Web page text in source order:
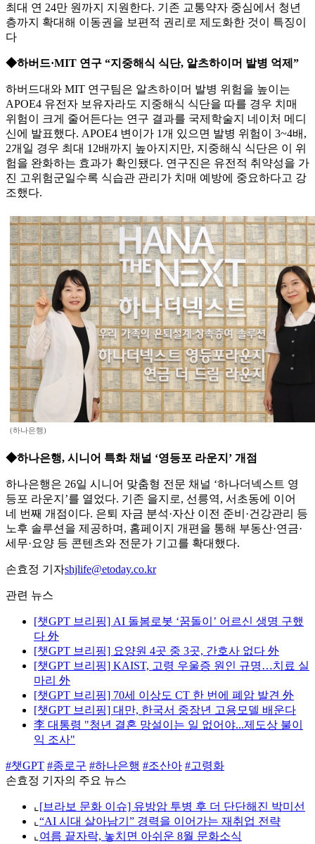
최대 연 24만 원까지 지원한다. 기존 교통약자 중심에서 청년
층까지 확대해 이동권을 보편적 권리로 제도화한 것이 특징이
다
◆하버드·MIT 연구 “지중해식 식단, 알츠하이머 발병 억제”
하버드대와 MIT 연구팀은 알츠하이머 발병 위험을 높이는
APOE4 유전자 보유자라도 지중해식 식단을 따를 경우 치매
위험이 크게 줄어든다는 연구 결과를 국제학술지 네이처 메디
신에 발표했다. APOE4 변이가 1개 있으면 발병 위험이 3~4배,
2개일 경우 최대 12배까지 높아지지만, 지중해식 식단은 이 위
험을 완화하는 효과가 확인됐다. 연구진은 유전적 취약성을 가
진 고위험군일수록 식습관 관리가 치매 예방에 중요하다고 강
조했다.
(하나은행)
◆하나은행, 시니어 특화 채널 ‘영등포 라운지’ 개점
하나은행은 26일 시니어 맞춤형 전문 채널 ‘하나더넥스트 영
등포 라운지’를 열었다. 기존 을지로, 선릉역, 서초동에 이어
네 번째 개점이다. 은퇴 자금 분석·자산 이전 준비·건강관리 등
노후 솔루션을 제공하며, 홈페이지 개편을 통해 부동산·연금·
세무·요양 등 콘텐츠와 전문가 기고를 확대했다.
손효정 기자shjlife@etoday.co.kr
관련 뉴스
[챗GPT 브리핑] AI 돌봄로봇 ‘꿈돌이’ 어르신 생명 구했
다 外
[챗GPT 브리핑] 요양원 4곳 중 3곳, 간호사 없다 外
[챗GPT 브리핑] KAIST, 고령 우울증 원인 규명…치료 실
마리 外
[챗GPT 브리핑] 70세 이상도 CT 한 번에 폐암 발견 外
[챗GPT 브리핑] 대만, 한국서 중장년 고용모델 배운다
李 대통령 "청년 결혼 망설이는 일 없어야...제도상 불이
익 조사"
#챗GPT #종로구 #하나은행 #조산아 #고령화
손효정 기자의 주요 뉴스
⌞ [브라보 문화 이슈] 유방암 투병 후 더 단단해진 박미선
⌞ “AI 시대 살아남기” 경력을 이어가는 재취업 전략
⌞ 여름 끝자락, 놓치면 아쉬운 8월 문화소식